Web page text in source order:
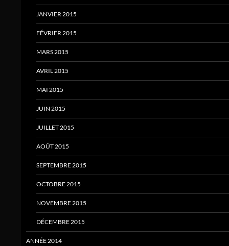
JANVIER 2015
FÉVRIER 2015
MARS 2015
AVRIL 2015
MAI 2015
JUIN 2015
JUILLET 2015
AOÛT 2015
SEPTEMBRE 2015
OCTOBRE 2015
NOVEMBRE 2015
DÉCEMBRE 2015
ANNÉE 2014